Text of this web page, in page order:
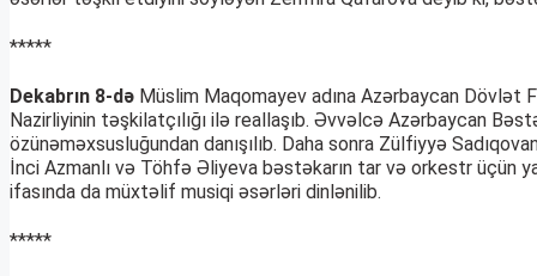
*****
Dekabrın 8-də Müslim Maqomayev adına Azərbaycan Dövlət
Nazirliyinin təşkilatçılığı ilə reallaşıb. Əvvəlcə Azərbaycan
özünəməxsusluğundan danışılıb. Daha sonra Zülfiyyə
İnci Azmanlı və Töhfə Əliyeva bəstəkarın tar və orkestr üçün
ifasında da müxtəlif musiqi əsərləri dinlənilib.
*****